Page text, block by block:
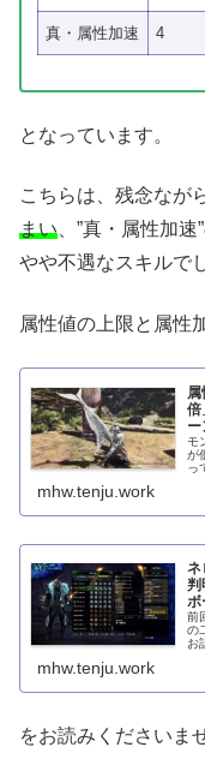
真・属性加速 4
となっています。
こちらは、残念なが
まい、”真・属性加速
やや不遇なスキルで
属性値の上限と属性
倍
ー
モ
が
っ
mhw.tenju.work
ネ
判
ボ
前
の
お
mhw.tenju.work
をお読みくださいま